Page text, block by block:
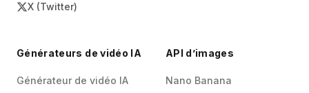
X (Twitter)
Générateurs de vidéo IA
Générateur de vidéo IA
API d’images
Nano Banana